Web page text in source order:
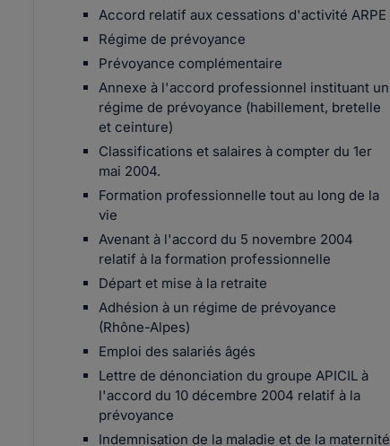
Accord relatif aux cessations d'activité ARPE
Régime de prévoyance
Prévoyance complémentaire
Annexe à l'accord professionnel instituant un
régime de prévoyance (habillement, bretelle
et ceinture)
Classifications et salaires à compter du 1er
mai 2004.
Formation professionnelle tout au long de la
vie
Avenant à l'accord du 5 novembre 2004
relatif à la formation professionnelle
Départ et mise à la retraite
Adhésion à un régime de prévoyance
(Rhône-Alpes)
Emploi des salariés âgés
Lettre de dénonciation du groupe APICIL à
l'accord du 10 décembre 2004 relatif à la
prévoyance
Indemnisation de la maladie et de la maternité